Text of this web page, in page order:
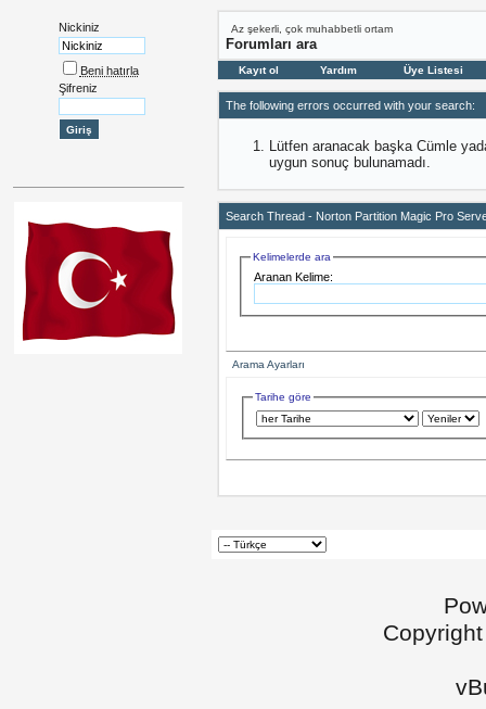
Nickiniz
Beni hatırla
Şifreniz
Az şekerli, çok muhabbetli ortam
Forumları ara
Kayıt ol Yardım Üye Listesi
The following errors occurred with your search:
Lütfen aranacak başka Cümle
uygun sonuç bulunamadı.
Search Thread - Norton Partition Magic Pro
Kelimelerde ara
Aranan Kelime:
Arama Ayarları
Tarihe göre